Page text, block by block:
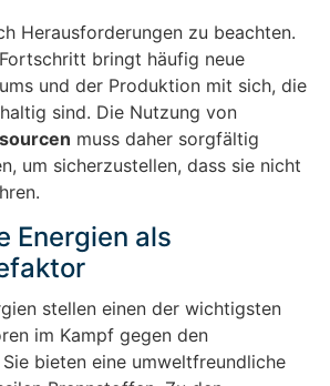
Herausforderungen zu beachten.
bringt häufig neue
und der Produktion mit sich, die
sind. Die Nutzung von
muss daher sorgfältig
um sicherzustellen, dass sie nicht
Energien als
stellen einen der wichtigsten
im Kampf gegen den
bieten eine umweltfreundliche